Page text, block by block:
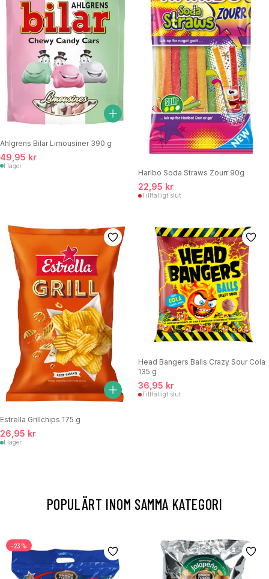
Ahlgrens Bilar Limousiner 390 g
49,95 kr
I lager
Haribo Soda Straws Zourr 90g
22,95 kr
Tillfälligt slut
Estrella Grillchips 175 g
26,95 kr
I lager
Head Bangers Balls Crazy Sour Cola
135 g
36,95 kr
Tillfälligt slut
POPULÄRT INOM SAMMA KATEGORI
-23%